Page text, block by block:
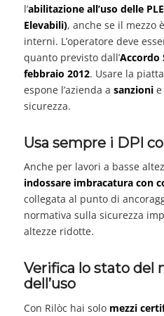
l’abilitazione all’uso delle
Elevabili), anche se il mezzo
interni. L’operatore deve
quanto previsto dall’Accordo
febbraio 2012. Usare la
espone l’azienda a sanzionie
sicurezza.
Usa sempre i DPI
Anche per lavori a basse
indossare imbracatura con
collegata al punto di
normativa sulla sicurezza
altezze ridotte.
Verifica lo stato del
dell’uso
Con Rilòc hai solo mezzi